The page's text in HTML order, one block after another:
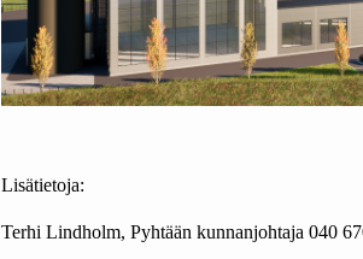
Lisätietoja:
Terhi Lindholm, Pyhtään kunnanjohtaja 040